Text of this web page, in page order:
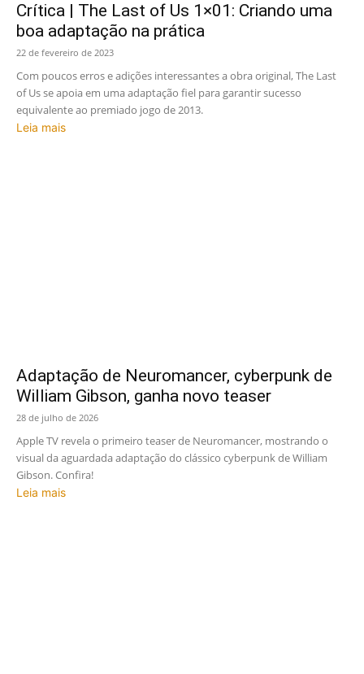
Crítica | The Last of Us 1×01: Criando uma
boa adaptação na prática
22 de fevereiro de 2023
Com poucos erros e adições interessantes a obra original, The Last
of Us se apoia em uma adaptação fiel para garantir sucesso
equivalente ao premiado jogo de 2013.
Leia mais
Adaptação de Neuromancer, cyberpunk de
William Gibson, ganha novo teaser
28 de julho de 2026
Apple TV revela o primeiro teaser de Neuromancer, mostrando o
visual da aguardada adaptação do clássico cyberpunk de William
Gibson. Confira!
Leia mais